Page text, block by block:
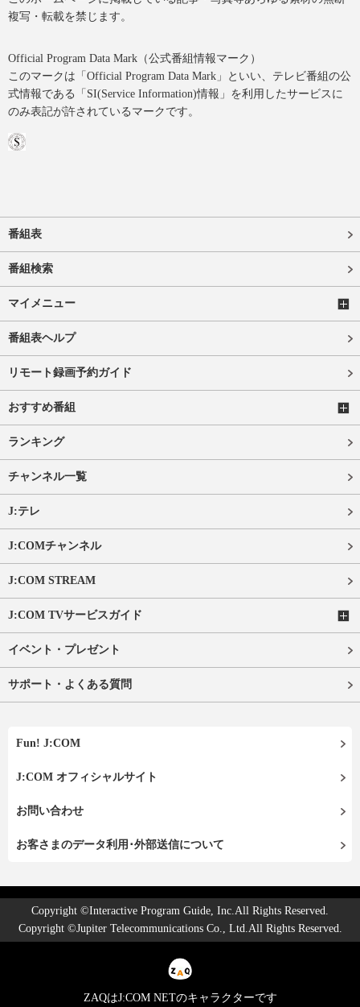
複写・転載を禁じます。
Official Program Data Mark（公式番組情報マーク）
このマークは「Official Program Data Mark」といい、テレビ番組の公
式情報である「SI(Service Information)情報」を利用したサービスに
のみ表記が許されているマークです。
番組表
番組検索
マイメニュー
番組表ヘルプ
リモート録画予約ガイド
おすすめ番組
ランキング
チャンネル一覧
J:テレ
J:COMチャンネル
J:COM STREAM
J:COM TVサービスガイド
イベント・プレゼント
サポート・よくある質問
Fun! J:COM
J:COM オフィシャルサイト
お問い合わせ
お客さまのデータ利用･外部送信について
Copyright ©Interactive Program Guide, Inc.All Rights Reserved.
Copyright ©Jupiter Telecommunications Co., Ltd.All Rights Reserved.
ZAQはJ:COM NETのキャラクターです